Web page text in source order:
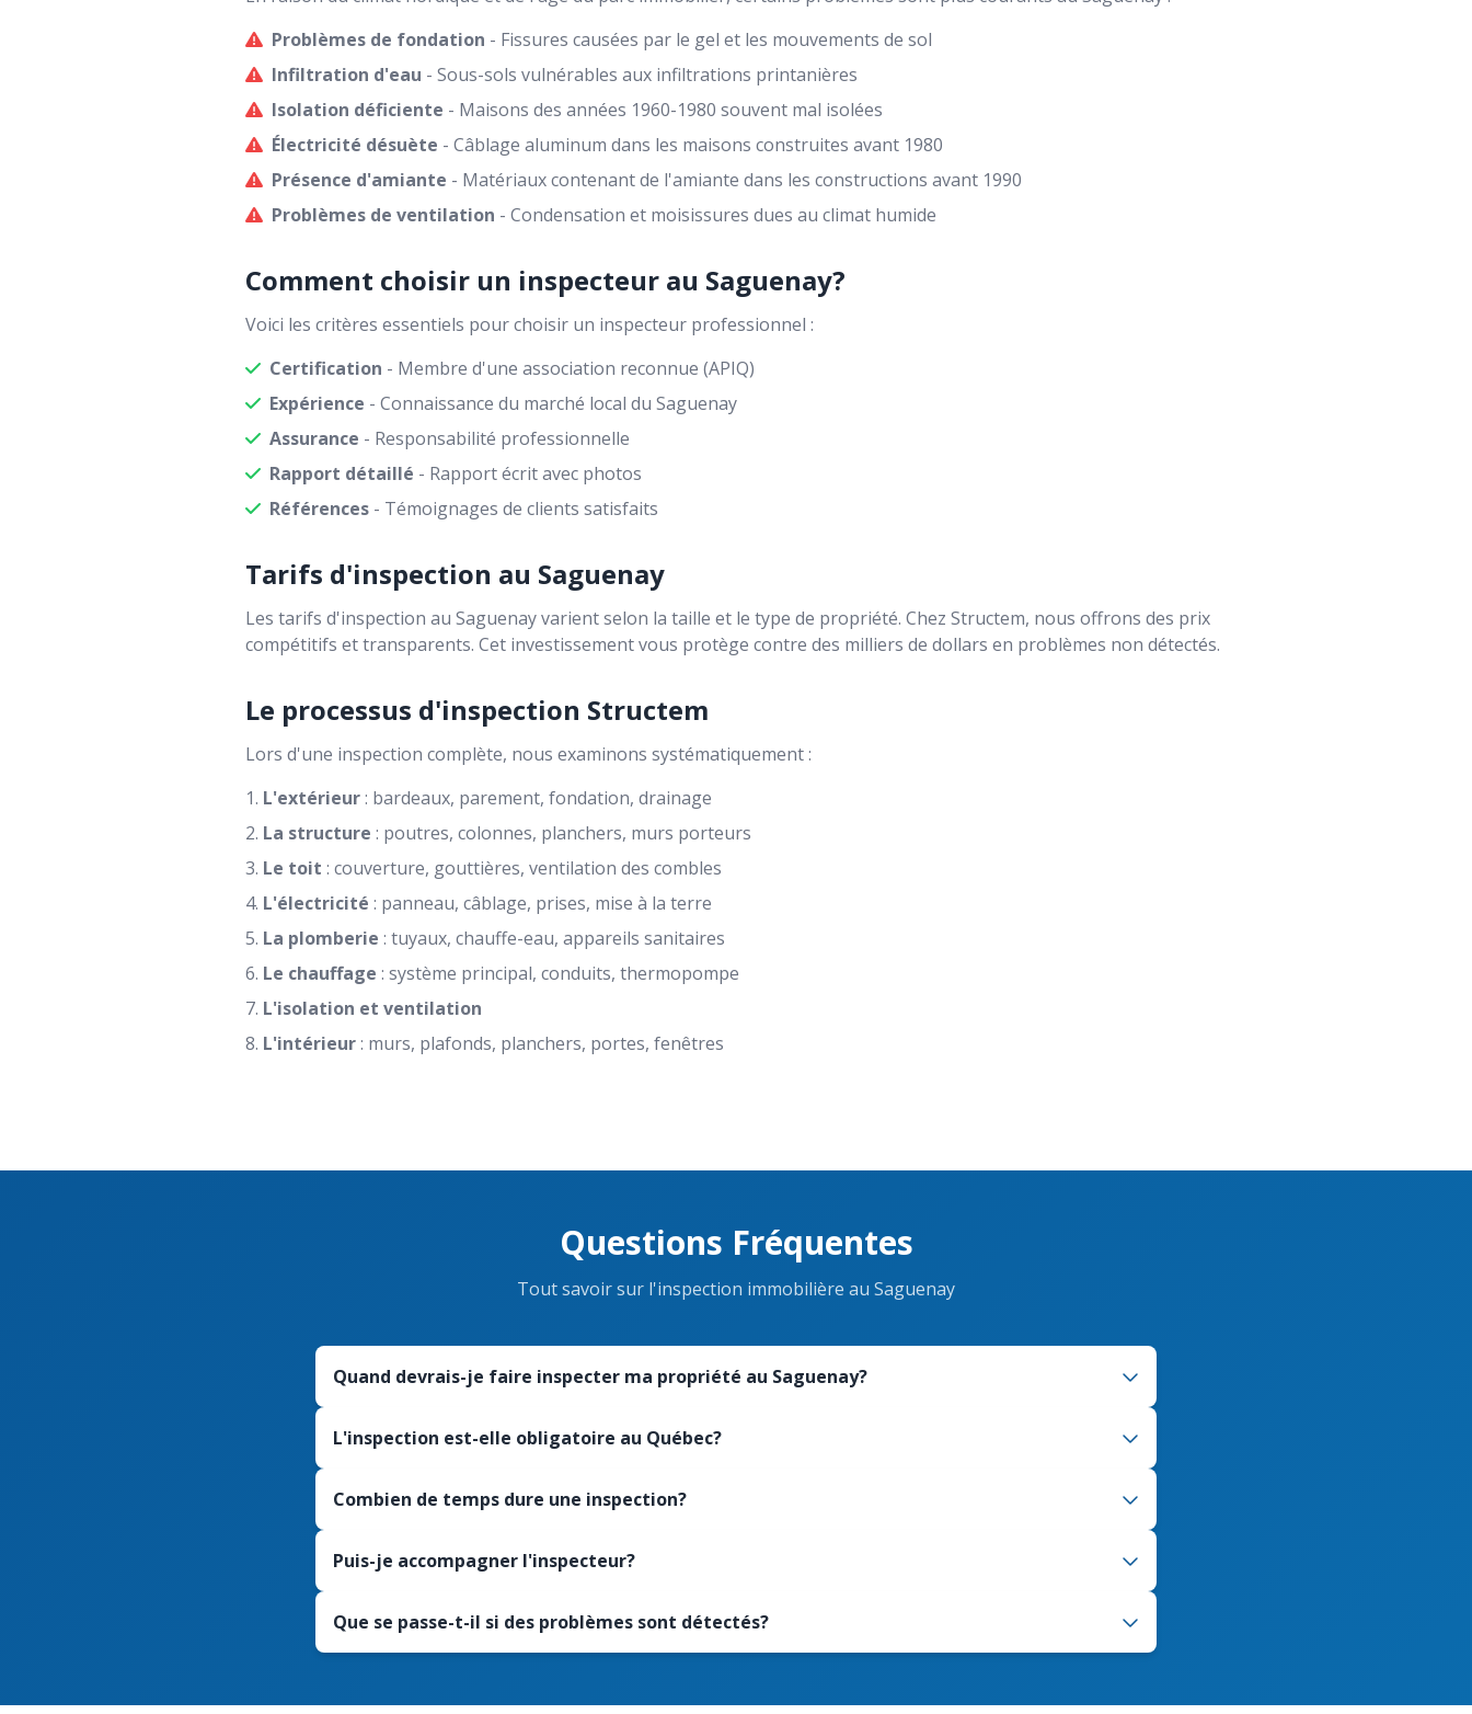
Problèmes de fondation - Fissures causées par le gel et les mouvements de sol
Infiltration d'eau - Sous-sols vulnérables aux infiltrations printanières
Isolation déficiente - Maisons des années 1960-1980 souvent mal isolées
Électricité désuète - Câblage aluminum dans les maisons construites avant 1980
Présence d'amiante - Matériaux contenant de l'amiante dans les constructions avant 1990
Problèmes de ventilation - Condensation et moisissures dues au climat humide
Comment choisir un inspecteur au Saguenay?
Voici les critères essentiels pour choisir un inspecteur professionnel :
Certification - Membre d'une association reconnue (APIQ)
Expérience - Connaissance du marché local du Saguenay
Assurance - Responsabilité professionnelle
Rapport détaillé - Rapport écrit avec photos
Références - Témoignages de clients satisfaits
Tarifs d'inspection au Saguenay
Les tarifs d'inspection au Saguenay varient selon la taille et le type de propriété. Chez Structem, nous offrons des prix
compétitifs et transparents. Cet investissement vous protège contre des milliers de dollars en problèmes non détectés.
Le processus d'inspection Structem
Lors d'une inspection complète, nous examinons systématiquement :
L'extérieur: bardeaux, parement, fondation, drainage
La structure : poutres, colonnes, planchers, murs porteurs
Le toit : couverture, gouttières, ventilation des combles
L'électricité : panneau, câblage, prises, mise à la terre
La plomberie : tuyaux, chauffe-eau, appareils sanitaires
Le chauffage : système principal, conduits, thermopompe
L'isolation et ventilation
L'intérieur: murs, plafonds, planchers, portes, fenêtres
Questions Fréquentes
Tout savoir sur l'inspection immobilière au Saguenay
Quand devrais-je faire inspecter ma propriété au Saguenay?
L'inspection est-elle obligatoire au Québec?
Combien de temps dure une inspection?
Puis-je accompagner l'inspecteur?
Que se passe-t-il si des problèmes sont détectés?